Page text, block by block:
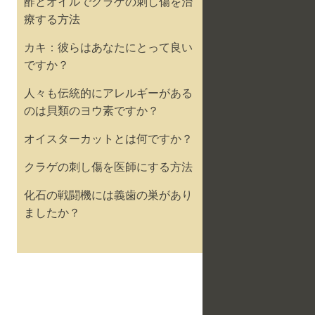
療する方法
カキ：彼らはあなたにとって良い
ですか？
人々も伝統的にアレルギーがある
のは貝類のヨウ素ですか？
オイスターカットとは何ですか？
クラゲの刺し傷を医師にする方法
化石の戦闘機には義歯の巣があり
ましたか？